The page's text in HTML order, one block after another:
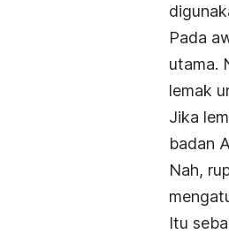
Pada
utama.
lemak
Jika
badan
Nah,
Itu